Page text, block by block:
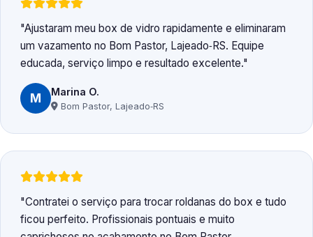
Ajustaram meu box de vidro rapidamente e eliminaram
um vazamento no Bom Pastor, Lajeado‑RS. Equipe
educada, serviço limpo e resultado excelente.
M Marina O.
Bom Pastor, Lajeado‑RS
Contratei o serviço para trocar roldanas do box e tudo
ficou perfeito. Profissionais pontuais e muito